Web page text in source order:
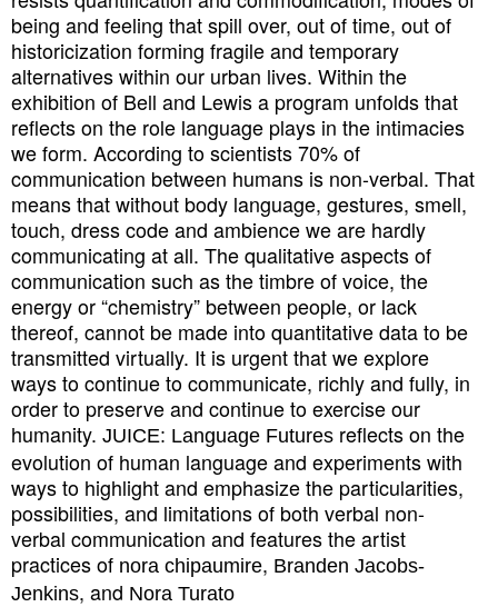
being and feeling that spill over, out of time, out of
historicization forming fragile and temporary
alternatives within our urban lives. Within the
exhibition of Bell and Lewis a program unfolds that
reflects on the role language plays in the intimacies
we form. According to scientists 70% of
communication between humans is non-verbal. That
means that without body language, gestures, smell,
touch, dress code and ambience we are hardly
communicating at all. The qualitative aspects of
communication such as the timbre of voice, the
energy or “chemistry” between people, or lack
thereof, cannot be made into quantitative data to be
transmitted virtually. It is urgent that we explore
ways to continue to communicate, richly and fully, in
order to preserve and continue to exercise our
humanity. JUICE: Language Futures reflects on the
evolution of human language and experiments with
ways to highlight and emphasize the particularities,
possibilities, and limitations of both verbal non-
verbal communication and features the artist
practices of nora chipaumire, Branden Jacobs-
Jenkins, and Nora Turato